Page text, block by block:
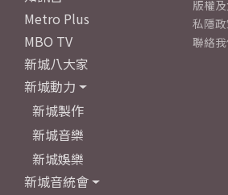
Metro Plus
MBO TV
新城八大家
新城動力
新城製作
新城音樂
新城娛樂
新城音統會
版權
私隱
聯絡